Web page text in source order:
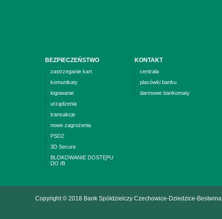
BEZPIECZEŃSTWO
zastrzeganie kart
komunikaty
logowanie
urządzenia
transakcje
nowe zagrożenia
PSD2
3D Secure
BLOKOWANIE DOSTĘPU
DO IB
KONTAKT
centrala
placówki banku
darmowe bankomaty
Copyright © 2018 Bank Spółdzielczy Czechowice-Dziedzice-Bestwina